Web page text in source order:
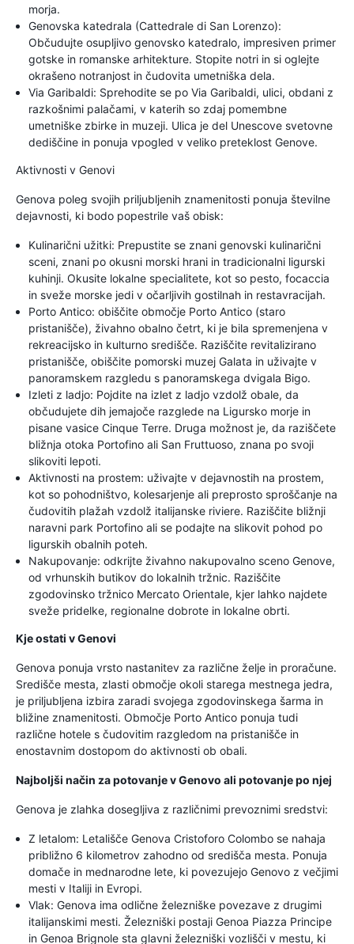
morja.
Genovska katedrala (Cattedrale di San Lorenzo):
Občudujte osupljivo genovsko katedralo, impresiven primer
gotske in romanske arhitekture. Stopite notri in si oglejte
okrašeno notranjost in čudovita umetniška dela.
Via Garibaldi: Sprehodite se po Via Garibaldi, ulici, obdani z
razkošnimi palačami, v katerih so zdaj pomembne
umetniške zbirke in muzeji. Ulica je del Unescove svetovne
dediščine in ponuja vpogled v veliko preteklost Genove.
Aktivnosti v Genovi
Genova poleg svojih priljubljenih znamenitosti ponuja številne
dejavnosti, ki bodo popestrile vaš obisk:
Kulinarični užitki: Prepustite se znani genovski kulinarični
sceni, znani po okusni morski hrani in tradicionalni ligurski
kuhinji. Okusite lokalne specialitete, kot so pesto, focaccia
in sveže morske jedi v očarljivih gostilnah in restavracijah.
Porto Antico: obiščite območje Porto Antico (staro
pristanišče), živahno obalno četrt, ki je bila spremenjena v
rekreacijsko in kulturno središče. Raziščite revitalizirano
pristanišče, obiščite pomorski muzej Galata in uživajte v
panoramskem razgledu s panoramskega dvigala Bigo.
Izleti z ladjo: Pojdite na izlet z ladjo vzdolž obale, da
občudujete dih jemajoče razglede na Ligursko morje in
pisane vasice Cinque Terre. Druga možnost je, da raziščete
bližnja otoka Portofino ali San Fruttuoso, znana po svoji
slikoviti lepoti.
Aktivnosti na prostem: uživajte v dejavnostih na prostem,
kot so pohodništvo, kolesarjenje ali preprosto sproščanje na
čudovitih plažah vzdolž italijanske riviere. Raziščite bližnji
naravni park Portofino ali se podajte na slikovit pohod po
ligurskih obalnih poteh.
Nakupovanje: odkrijte živahno nakupovalno sceno Genove,
od vrhunskih butikov do lokalnih tržnic. Raziščite
zgodovinsko tržnico Mercato Orientale, kjer lahko najdete
sveže pridelke, regionalne dobrote in lokalne obrti.
Kje ostati v Genovi
Genova ponuja vrsto nastanitev za različne želje in proračune.
Središče mesta, zlasti območje okoli starega mestnega jedra,
je priljubljena izbira zaradi svojega zgodovinskega šarma in
bližine znamenitosti. Območje Porto Antico ponuja tudi
različne hotele s čudovitim razgledom na pristanišče in
enostavnim dostopom do aktivnosti ob obali.
Najboljši način za potovanje v Genovo ali potovanje po njej
Genova je zlahka dosegljiva z različnimi prevoznimi sredstvi:
Z letalom: Letališče Genova Cristoforo Colombo se nahaja
približno 6 kilometrov zahodno od središča mesta. Ponuja
domače in mednarodne lete, ki povezujejo Genovo z večjimi
mesti v Italiji in Evropi.
Vlak: Genova ima odlične železniške povezave z drugimi
italijanskimi mesti. Železniški postaji Genoa Piazza Principe
in Genoa Brignole sta glavni železniški vozlišči v mestu, ki